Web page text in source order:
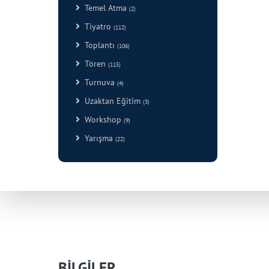
Temel Atma (2)
Tiyatro (112)
Toplantı (106)
Tören (115)
Turnuva (4)
Uzaktan Eğitim (3)
Workshop (9)
Yarışma (22)